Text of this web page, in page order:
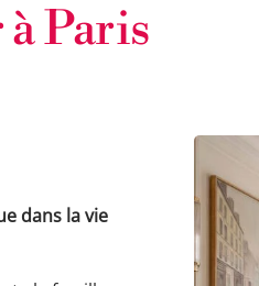
Paris
dans la vie